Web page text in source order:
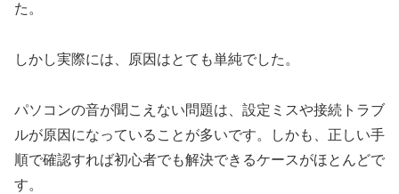
た。
しかし実際には、原因はとても単純でした。
パソコンの音が聞こえない問題は、設定ミスや接続トラブ
ルが原因になっていることが多いです。しかも、正しい手
順で確認すれば初心者でも解決できるケースがほとんどで
す。